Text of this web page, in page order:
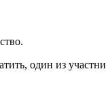
один из